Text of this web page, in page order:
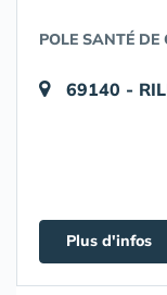
POLE SANTÉ
69140 -
Plus d'infos